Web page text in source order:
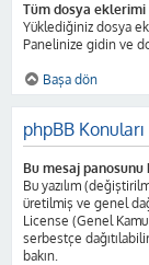
Tüm dosya eklerimi
Yüklediğiniz dosya
Panelinize gidin ve
Başa dön
phpBB Konuları
Bu mesaj panosunu
Bu yazılım
üretilmiş ve genel
License (Genel Kamu
serbestçe
bakın.